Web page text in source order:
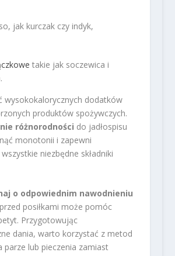
jak kurczak czy indyk,
takie jak soczewica i
wysokokalorycznych dodatków
produktów spożywczych.
różnorodności do jadłospisu
monotonii i zapewni
niezbędne składniki
o odpowiednim nawodnieniu
posiłkami może pomóc
Przygotowując
dania, warto korzystać z metod
parze lub pieczenia zamiast